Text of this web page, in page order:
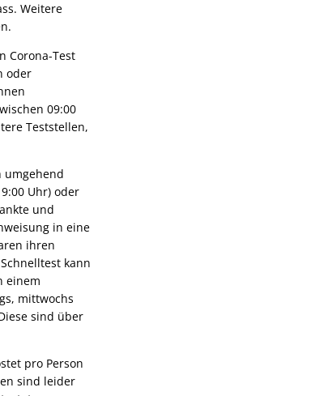
Weitere
Corona-Test
oder
09:00
Teststellen,
umgehend
Uhr) oder
und
in eine
ihren
kann
einem
mittwochs
sind über
pro Person
sind leider